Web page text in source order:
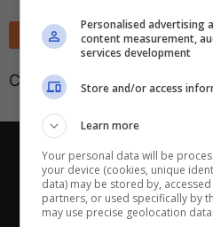
Classifica
Classifica non disponibile
Chi siamo- Redazione-
Direttagoal.it di proprietà di
ANASTASIO II, 442, 00165
Scarica
Partite e risultati
Con i pronostici
Personalised advertising
content measurement,
services development
Store and/or access
Learn more
Your personal data will be
your device (cookies, unique
data) may be stored by,
partners, or used specifically by
may use precise geolocation data.